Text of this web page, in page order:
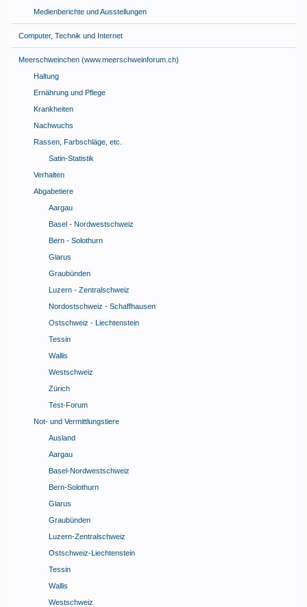
Medienberichte und Ausstellungen
Computer, Technik und Internet
Meerschweinchen (www.meerschweinforum.ch)
Haltung
Ernährung und Pflege
Krankheiten
Nachwuchs
Rassen, Farbschläge, etc.
Satin-Statistik
Verhalten
Abgabetiere
Aargau
Basel - Nordwestschweiz
Bern - Solothurn
Glarus
Graubünden
Luzern - Zentralschweiz
Nordostschweiz - Schaffhausen
Ostschweiz - Liechtenstein
Tessin
Wallis
Westschweiz
Zürich
Test-Forum
Not- und Vermittlungstiere
Ausland
Aargau
Basel-Nordwestschweiz
Bern-Solothurn
Glarus
Graubünden
Luzern-Zentralschweiz
Ostschweiz-Liechtenstein
Tessin
Wallis
Westschweiz